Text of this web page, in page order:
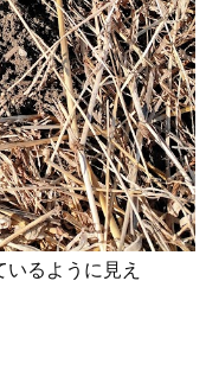
るように見え